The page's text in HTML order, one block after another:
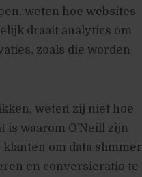
weten hoe websites
draait analytics om
zoals die worden
weten zij niet hoe
waarom O’Neill zijn
om data slimmer
en conversieratio te